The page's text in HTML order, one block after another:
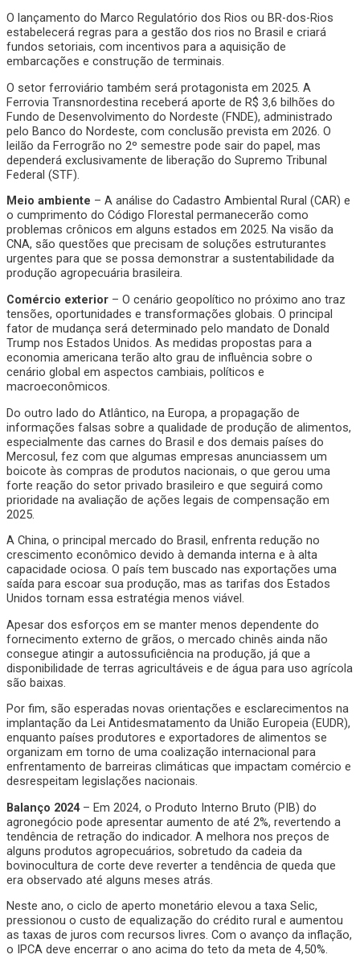
O lançamento do Marco Regulatório dos Rios ou BR-dos-Rios
estabelecerá regras para a gestão dos rios no Brasil e criará
fundos setoriais, com incentivos para a aquisição de
embarcações e construção de terminais.
O setor ferroviário também será protagonista em 2025. A
Ferrovia Transnordestina receberá aporte de R$ 3,6 bilhões do
Fundo de Desenvolvimento do Nordeste (FNDE), administrado
pelo Banco do Nordeste, com conclusão prevista em 2026. O
leilão da Ferrogrão no 2º semestre pode sair do papel, mas
dependerá exclusivamente de liberação do Supremo Tribunal
Federal (STF).
Meio ambiente – A análise do Cadastro Ambiental Rural (CAR) e
o cumprimento do Código Florestal permanecerão como
problemas crônicos em alguns estados em 2025. Na visão da
CNA, são questões que precisam de soluções estruturantes
urgentes para que se possa demonstrar a sustentabilidade da
produção agropecuária brasileira.
Comércio exterior – O cenário geopolítico no próximo ano traz
tensões, oportunidades e transformações globais. O principal
fator de mudança será determinado pelo mandato de Donald
Trump nos Estados Unidos. As medidas propostas para a
economia americana terão alto grau de influência sobre o
cenário global em aspectos cambiais, políticos e
macroeconômicos.
Do outro lado do Atlântico, na Europa, a propagação de
informações falsas sobre a qualidade de produção de alimentos,
especialmente das carnes do Brasil e dos demais países do
Mercosul, fez com que algumas empresas anunciassem um
boicote às compras de produtos nacionais, o que gerou uma
forte reação do setor privado brasileiro e que seguirá como
prioridade na avaliação de ações legais de compensação em
2025.
A China, o principal mercado do Brasil, enfrenta redução no
crescimento econômico devido à demanda interna e à alta
capacidade ociosa. O país tem buscado nas exportações uma
saída para escoar sua produção, mas as tarifas dos Estados
Unidos tornam essa estratégia menos viável.
Apesar dos esforços em se manter menos dependente do
fornecimento externo de grãos, o mercado chinês ainda não
consegue atingir a autossuficiência na produção, já que a
disponibilidade de terras agricultáveis e de água para uso agrícola
são baixas.
Por fim, são esperadas novas orientações e esclarecimentos na
implantação da Lei Antidesmatamento da União Europeia (EUDR),
enquanto países produtores e exportadores de alimentos se
organizam em torno de uma coalização internacional para
enfrentamento de barreiras climáticas que impactam comércio e
desrespeitam legislações nacionais.
Balanço 2024 – Em 2024, o Produto Interno Bruto (PIB) do
agronegócio pode apresentar aumento de até 2%, revertendo a
tendência de retração do indicador. A melhora nos preços de
alguns produtos agropecuários, sobretudo da cadeia da
bovinocultura de corte deve reverter a tendência de queda que
era observado até alguns meses atrás.
Neste ano, o ciclo de aperto monetário elevou a taxa Selic,
pressionou o custo de equalização do crédito rural e aumentou
as taxas de juros com recursos livres. Com o avanço da inflação,
o IPCA deve encerrar o ano acima do teto da meta de 4,50%.